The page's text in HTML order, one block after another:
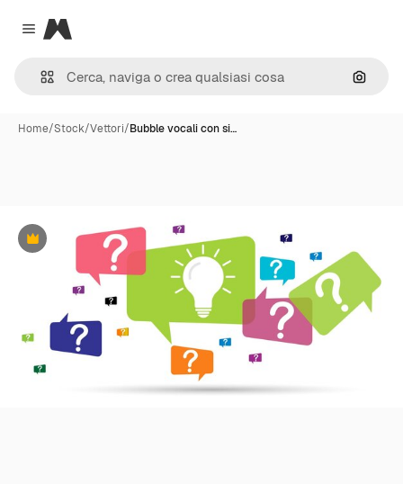
Close menu
Magnific
Cerca
Home/Stock/Vettori/Bubble vocali con si…
Premium